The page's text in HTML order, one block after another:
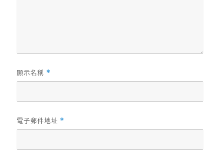
顯示名稱 *
電子郵件地址 *